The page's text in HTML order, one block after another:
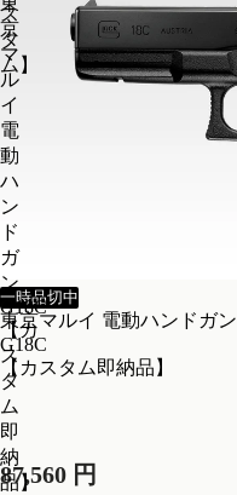
ス
タ
ム】
京
マ
ル
イ
電
動
ハ
ン
ド
ガ
ン
G18C
【カ
ス
タ
ム
即
納
品】
一時品切中
東京マルイ 電動ハンドガン
G18C
【カスタム即納品】
87,560 円